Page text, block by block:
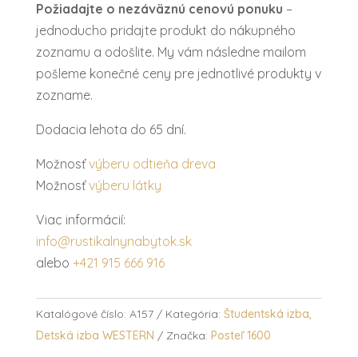
Požiadajte o nezáväznú cenovú ponuku –
jednoducho pridajte produkt do nákupného
zoznamu a odošlite. My vám následne mailom
pošleme konečné ceny pre jednotlivé produkty v
zozname.
Dodacia lehota do 65 dní.
Možnosťvýberu odtieňa dreva
Možnosťvýberu látky
Viac informácií:
info@rustikalnynabytok.sk
alebo +421 915 666 916
Katalógové číslo: A157 Kategória: Študentská izba,
Detská izba WESTERN
Značka: Posteľ 1600